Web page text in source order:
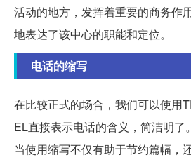
活动的地方，发挥着重要的商务作
地表达了该中心的职能和定位。
电话的缩写
在比较正式的场合，我们可以使用
EL直接表示电话的含义，简洁明了
当使用缩写不仅有助于节约篇幅，